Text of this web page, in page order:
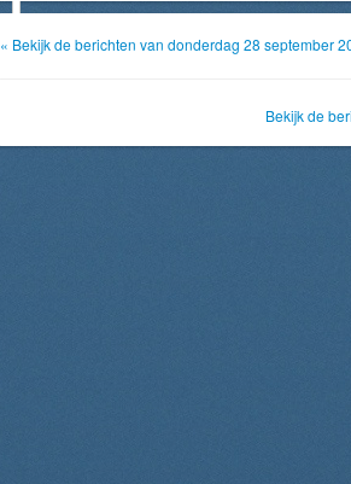
« Bekijk de berichten van donderdag 28 september
Bekijk de